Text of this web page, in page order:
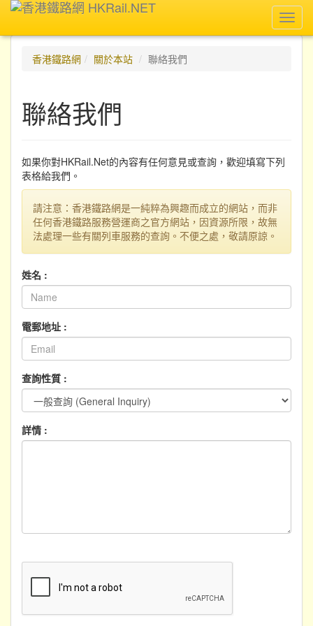
香港鐵路網
關於本站 聯絡我們
聯絡我們
如果你對HKRail.Net的內容有任何意見或查詢，歡迎填寫下列
表格給我們。
請注意：香港鐵路網是一純粹為興趣而成立的網站，而非
任何香港鐵路服務營運商之官方網站，因資源所限，故無
法處理一些有關列車服務的查詢。不便之處，敬請原諒。
姓名 :
電郵地址 :
查詢性質 :
詳情 :